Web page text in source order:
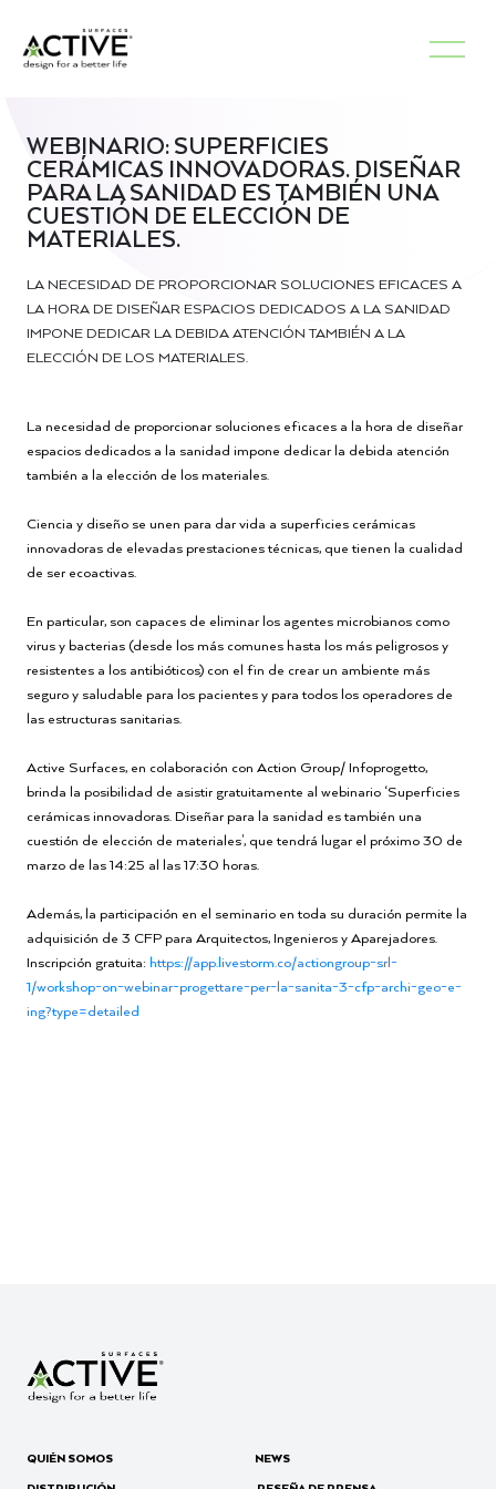
WEBINARIO: SUPERFICIES
CERÁMICAS INNOVADORAS. DISEÑAR
PARA LA SANIDAD ES TAMBIÉN UNA
CUESTIÓN DE ELECCIÓN DE
MATERIALES.
LA NECESIDAD DE PROPORCIONAR SOLUCIONES EFICACES A
LA HORA DE DISEÑAR ESPACIOS DEDICADOS A LA SANIDAD
IMPONE DEDICAR LA DEBIDA ATENCIÓN TAMBIÉN A LA
ELECCIÓN DE LOS MATERIALES.
La necesidad de proporcionar soluciones eficaces a la hora de diseñar
espacios dedicados a la sanidad impone dedicar la debida atención
también a la elección de los materiales.
Ciencia y diseño se unen para dar vida a superficies cerámicas
innovadoras de elevadas prestaciones técnicas, que tienen la cualidad
de ser ecoactivas.
En particular, son capaces de eliminar los agentes microbianos como
virus y bacterias (desde los más comunes hasta los más peligrosos y
resistentes a los antibióticos) con el fin de crear un ambiente más
seguro y saludable para los pacientes y para todos los operadores de
las estructuras sanitarias.
Active Surfaces, en colaboración con Action Group/ Infoprogetto,
brinda la posibilidad de asistir gratuitamente al webinario ‘Superficies
cerámicas innovadoras. Diseñar para la sanidad es también una
cuestión de elección de materiales', que tendrá lugar el próximo 30 de
marzo de las 14:25 al las 17:30 horas.
Además, la participación en el seminario en toda su duración permite la
adquisición de 3 CFP para Arquitectos, Ingenieros y Aparejadores.
Inscripción gratuita: https://app.livestorm.co/actiongroup-srl-
1/workshop-on-webinar-progettare-per-la-sanita-3-cfp-archi-geo-e-
ing?type=detailed
QUIÉN SOMOS
NEWS